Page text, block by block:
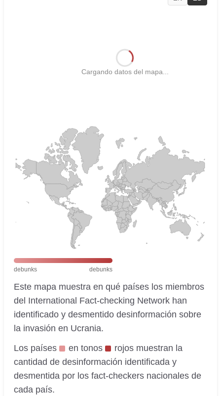
Cargando datos del mapa...
debunks debunks
Este mapa muestra en qué países los miembros
del International Fact-checking Network han
identificado y desmentido desinformación sobre
la invasión en Ucrania.
Los países
en tonos
rojos muestran la
cantidad de desinformación identificada y
desmentida por los fact-checkers nacionales de
cada país.